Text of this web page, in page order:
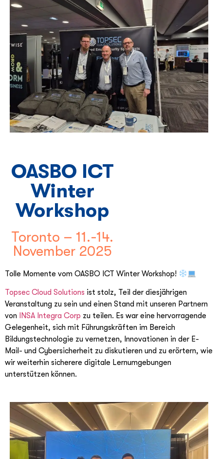
OASBO ICT
Winter
Workshop
Toronto – 11.-14.
November 2025
Tolle Momente vom OASBO ICT Winter Workshop!
Topsec Cloud Solutions ist stolz, Teil der diesjährigen
Veranstaltung zu sein und einen Stand mit unseren Partnern
von
INSA Integra Corp zu teilen. Es war eine hervorragende
Gelegenheit, sich mit Führungskräften im Bereich
Bildungstechnologie zu vernetzen, Innovationen in der E-
Mail- und Cybersicherheit zu diskutieren und zu erörtern, wie
wir weiterhin sicherere digitale Lernumgebungen
unterstützen können.